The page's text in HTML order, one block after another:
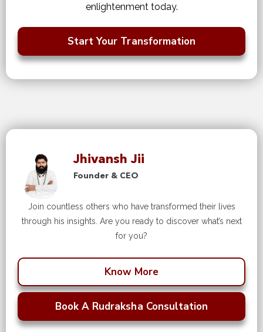
enlightenment today.
Start Your Transformation
Jhivansh Jii
Founder & CEO
Join countless others who have transformed their lives
through his insights. Are you ready to discover what’s next
for you?
Know More
Book A Rudraksha Consultation